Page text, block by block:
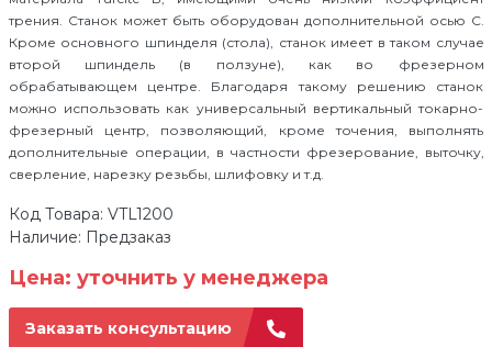
трения. Станок может быть оборудован дополнительной осью С.
Кроме основного шпинделя (стола), станок имеет в таком случае
второй шпиндель (в ползуне), как во фрезерном
обрабатывающем центре. Благодаря такому решению станок
можно использовать как универсальный вертикальный токарно-
фрезерный центр, позволяющий, кроме точения, выполнять
дополнительные операции, в частности фрезерование, выточку,
сверление, нарезку резьбы, шлифовку и т.д.
Код Товара: VTL1200
Наличие: Предзаказ
Цена: уточнить у менеджера
Заказать консультацию